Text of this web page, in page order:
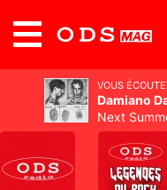
VOUS
Damiano
Next